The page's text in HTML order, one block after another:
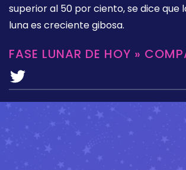
superior al 50 por ciento, se dice que
luna es creciente gibosa.
FASE LUNAR DE HOY »